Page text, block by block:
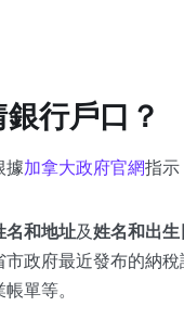
行戶口？
據加拿大政府官網指示
名和地址及姓名和出生
政府最近發布的納
單等。